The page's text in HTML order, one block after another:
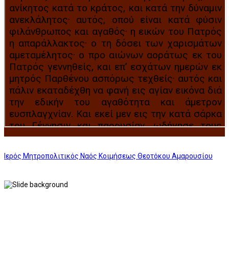
Ιερός Μητροπολιτικός Ναός Κοιμήσεως Θεοτόκου Αμαρουσίου